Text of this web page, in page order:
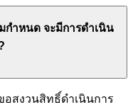
กำหนด จะมีการดำเนิน
สงวนสิทธิ์ดำเนินการ